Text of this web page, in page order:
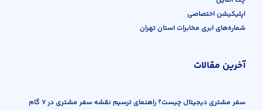
اپلیکیشن اختصاصی
شماره‌های ابری مخابرات استان تهران
آخرین مقالات
سفر مشتری دیجیتال چیست؟ راهنمای ترسیم نقشه سفر مشتری در ۷ گام